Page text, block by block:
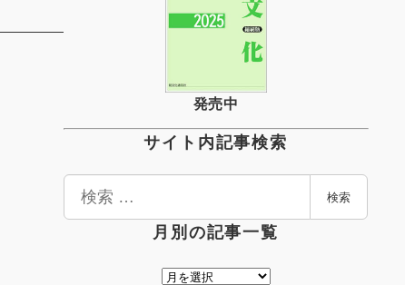
発売中
サイト内記事検索
検
検索
月別の記事一覧
月